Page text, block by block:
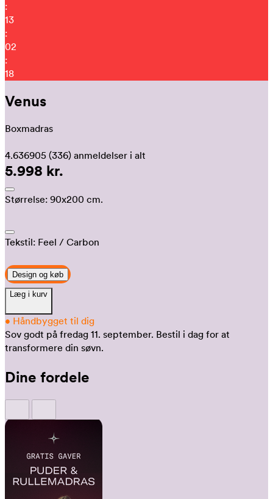
:
13
:
02
:
09
Venus
Boxmadras
4.636905 (336) anmeldelser i alt
5.998 kr.
Størrelse: 90x200 cm.
Tekstil: Feel / Carbon
Design og køb
Læg i kurv
• Håndbygget til dig
Sov godt på fredag 11. september. Bestil i dag for at
transformere din søvn.
Dine fordele